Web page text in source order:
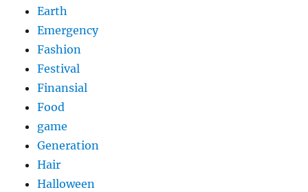
Earth
Emergency
Fashion
Festival
Finansial
Food
game
Generation
Hair
Halloween